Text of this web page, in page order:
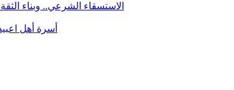
الاستسقاء الشرعي.. وبناء
أسرة أهل